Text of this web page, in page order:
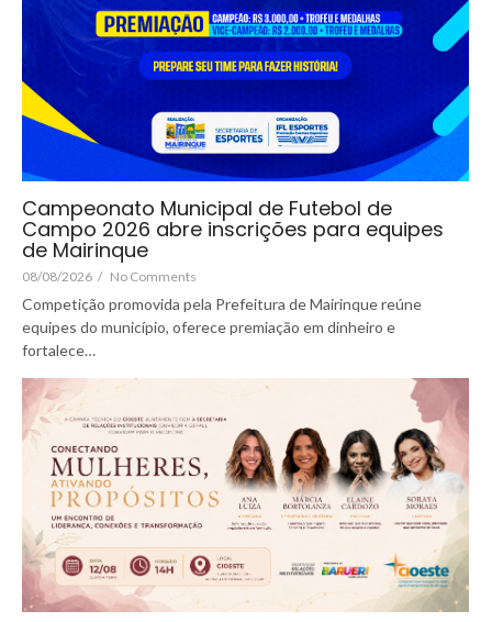
Campeonato Municipal de Futebol de
Campo 2026 abre inscrições para equipes
de Mairinque
08/08/2026 / No Comments
Competição promovida pela Prefeitura de Mairinque reúne
equipes do município, oferece premiação em dinheiro e
fortalece…